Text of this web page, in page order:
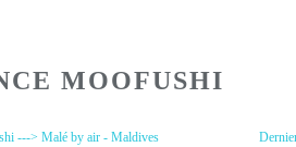
MOOFUSHI
---> Malé by air - Maldives